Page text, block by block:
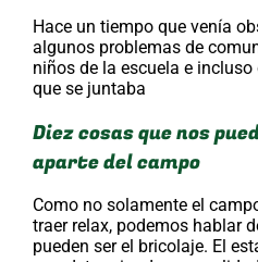
Hace un tiempo que venía
algunos problemas de
niños de la escuela e
que se juntaba
Diez cosas que nos
aparte del campo
Como no solamente el
traer relax, podemos hablar
pueden ser el bricolaje. El